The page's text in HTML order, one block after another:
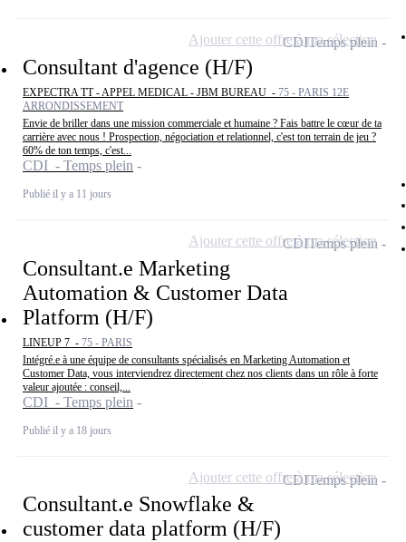
Consultant d'agence (H/F)
EXPECTRA TT - APPEL MEDICAL - JBM BUREAU - 75 - PARIS 12E
ARRONDISSEMENT
Envie de briller dans une mission commerciale et humaine ? Fais battre le cœur de ta
carrière avec nous ! Prospection, négociation et relationnel, c'est ton terrain de jeu ?
60% de ton temps, c'est...
CDI - Temps plein
Publié il y a 11 jours
CDITemps plein
Ajouter cette offre à ma sélection
Consultant.e Marketing
Automation & Customer Data
Platform (H/F)
LINEUP 7 - 75 - PARIS
Intégré.e à une équipe de consultants spécialisés en Marketing Automation et
Customer Data, vous interviendrez directement chez nos clients dans un rôle à forte
valeur ajoutée : conseil,...
CDI - Temps plein
Publié il y a 18 jours
CDITemps plein
Ajouter cette offre à ma sélection
Consultant.e Snowflake &
customer data platform (H/F)
CDITemps plein
Ajouter cette offre à ma sélection